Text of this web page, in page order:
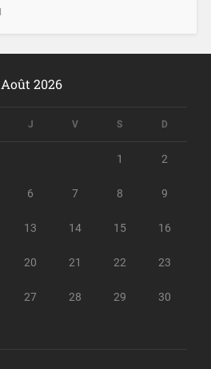
Août 2026
J V S D
1 2
6 7 8 9
13 14 15 16
20 21 22 23
27 28 29 30